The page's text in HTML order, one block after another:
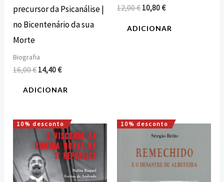
precursor da Psicanálise |
no Bicentenário da sua
Morte
Biografia
16,00€ 14,40€
ADICIONAR
12,00€ 10,80€
ADICIONAR
10% desconto
O
preço
original
era:
20,00 €.
O
preço
atual
é:
18,00 €.
10% desconto
O
preço
original
era:
15,50 €.
O
preço
atual
é:
13,95 €.